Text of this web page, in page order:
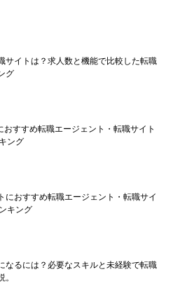
サイトは？求人数と機能で比較した転職
グ
おすすめ転職エージェント・転職サイト
ング
におすすめ転職エージェント・転職サイ
キング
なるには？必要なスキルと未経験で転職